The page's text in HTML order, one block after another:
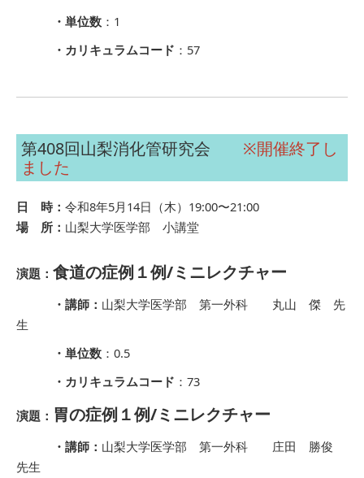
・単位数 ：1
・カリキュラムコード ：57
第408回山梨消化管研究会 ※開催終了し
ました
日 時： 令和8年5月14日（木）19:00〜21:00
場 所： 山梨大学医学部 小講堂
演題： 食道の症例１例/ミニレクチャー
・講師： 山梨大学医学部 第一外科 丸山 傑 先
生
・単位数 ：0.5
・カリキュラムコード ：73
演題： 胃の症例１例/ミニレクチャー
・講師： 山梨大学医学部 第一外科 庄田 勝俊
先生